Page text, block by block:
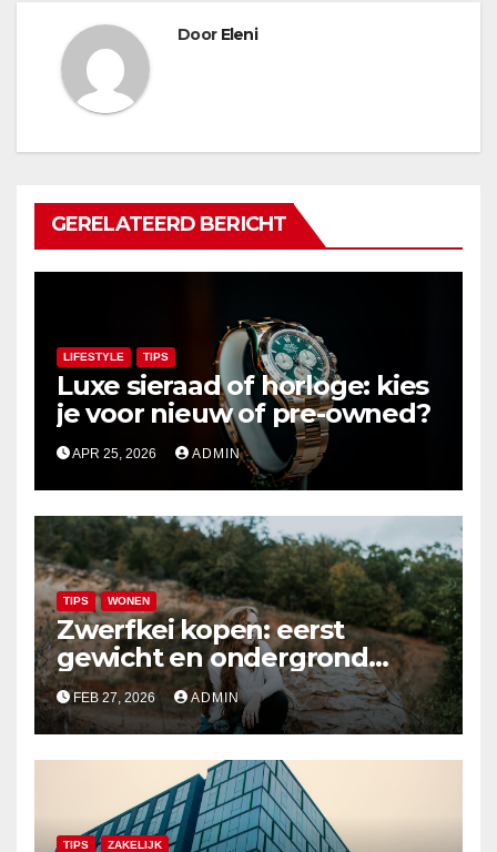
Door Eleni
GERELATEERD BERICHT
LIFESTYLE TIPS
Luxe sieraad of horloge: kies
je voor nieuw of pre-owned?
APR 25, 2026 ADMIN
TIPS WONEN
Zwerfkei kopen: eerst
gewicht en ondergrond
bepalen, daarna pas de maat
FEB 27, 2026 ADMIN
TIPS ZAKELIJK